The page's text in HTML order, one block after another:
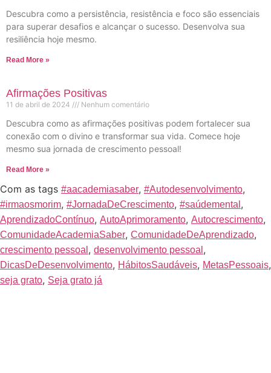
Descubra como a persistência, resistência e foco são essenciais
para superar desafios e alcançar o sucesso. Desenvolva sua
resiliência hoje mesmo.
Read More »
Afirmações Positivas
11 de abril de 2024 Nenhum comentário
Descubra como as afirmações positivas podem fortalecer sua
conexão com o divino e transformar sua vida. Comece hoje
mesmo sua jornada de crescimento pessoal!
Read More »
Com as tags #aacademiasaber, #Autodesenvolvimento,
#irmaosmorim, #JornadaDeCrescimento, #saúdemental ,
AprendizadoContínuo, AutoAprimoramento, Autocrescimento,
ComunidadeAcademiaSaber, ComunidadeDeAprendizado,
crescimento pessoal , desenvolvimento pessoal ,
DicasDeDesenvolvimento, HábitosSaudáveis, MetasPessoais,
seja grato, Seja grato já